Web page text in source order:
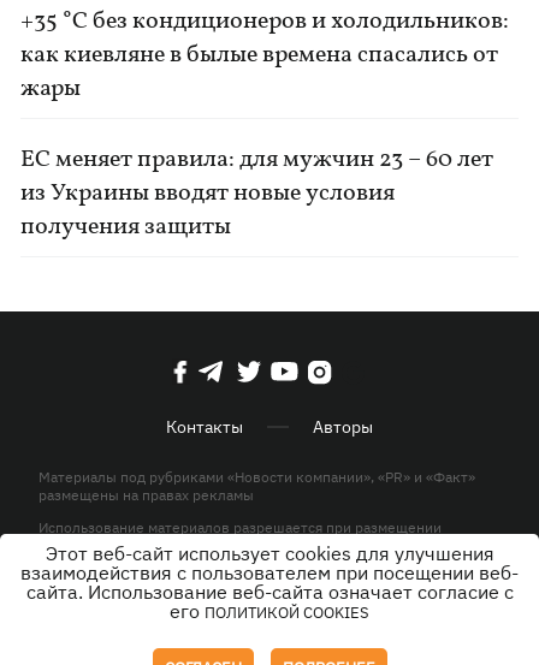
+35 °C без кондиционеров и холодильников:
как киевляне в былые времена спасались от
жары
ЕС меняет правила: для мужчин 23 – 60 лет
из Украины вводят новые условия
получения защиты
Контакты Авторы
Материалы под рубриками «Новости компании», «PR» и «Факт»
размещены на правах рекламы
Использование материалов разрешается при размещении
активной гиперссылки на KP.UA в первом абзаце.
© ООО «ЮЛАВ МЕДИА»,2026. Все права защищены.
Этот веб-сайт использует cookies для улучшения
взаимодействия с пользователем при посещении веб-
сайта. Использование веб-сайта означает согласие с
его ПОЛИТИКОЙ COOKIES